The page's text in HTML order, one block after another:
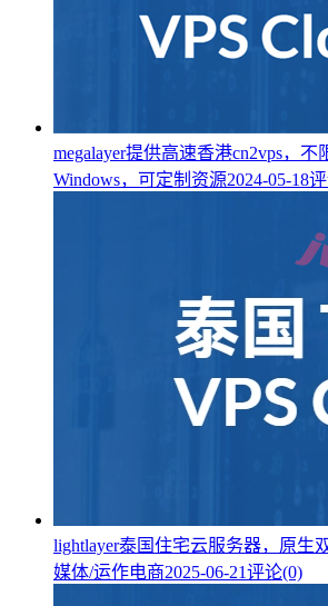
megalayer提供高速香港cn2vps，不
Windows，可定制资源2024-05-18
lightlayer泰国住宅云服务器，原生
媒体/运作电商2025-06-21评论(0)